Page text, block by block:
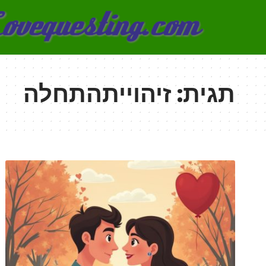
תגית:זיהוייתהתחלה